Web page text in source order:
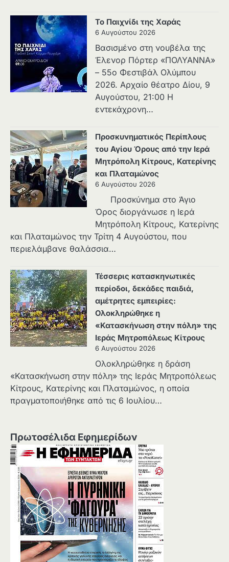
Το Παιχνίδι της Χαράς
6 Αυγούστου 2026
Βασισμένο στη νουβέλα της
Έλενορ Πόρτερ «ΠΟΛΥΑΝΝΑ»
– 55ο Φεστιβάλ Ολύμπου
2026. Αρχαίο θέατρο Δίου, 9
Αυγούστου, 21:00 Η
εντεκάχρονη…
Προσκυνηματικός Περίπλους
του Αγίου Όρους από την Ιερά
Μητρόπολη Κίτρους, Κατερίνης
και Πλαταμώνος
6 Αυγούστου 2026
Προσκύνημα στο Άγιο
Όρος διοργάνωσε η Ιερά
Μητρόπολη Κίτρους, Κατερίνης
και Πλαταμώνος την Τρίτη 4 Αυγούστου, που
περιελάμβανε θαλάσσια…
Τέσσερις κατασκηνωτικές
περίοδοι, δεκάδες παιδιά,
αμέτρητες εμπειρίες:
Ολοκληρώθηκε η
«Κατασκήνωση στην πόλη» της
Ιεράς Μητροπόλεως Κίτρους
6 Αυγούστου 2026
Ολοκληρώθηκε η δράση
«Κατασκήνωση στην πόλη» της Ιεράς Μητροπόλεως
Κίτρους, Κατερίνης και Πλαταμώνος, η οποία
πραγματοποιήθηκε από τις 6 Ιουλίου…
Πρωτοσέλιδα Εφημερίδων